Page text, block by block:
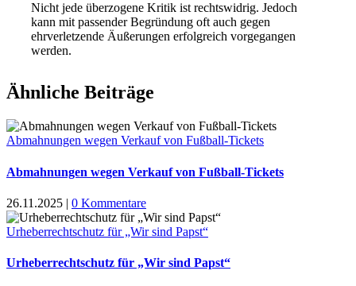
Nicht jede überzogene Kritik ist rechtswidrig. Jedoch
kann mit passender Begründung oft auch gegen
ehrverletzende Äußerungen erfolgreich vorgegangen
werden.
Ähnliche Beiträge
Abmahnungen wegen Verkauf von Fußball-Tickets
Abmahnungen wegen Verkauf von Fußball-Tickets
26.11.2025 | 0 Kommentare
Urheberrechtschutz für „Wir sind Papst“
Urheberrechtschutz für „Wir sind Papst“